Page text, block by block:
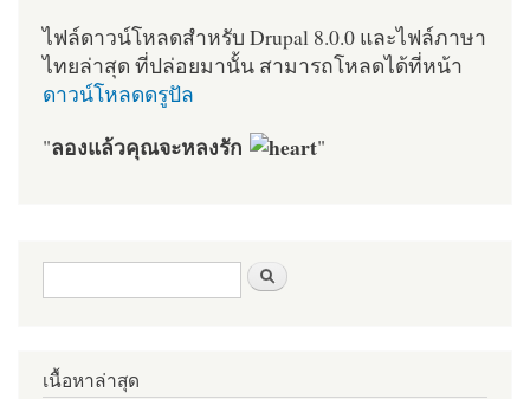
ไฟล์ดาวน์โหลดสำหรับ Drupal 8.0.0 และไฟล์ภาษา
ไทยล่าสุด ที่ปล่อยมานั้น สามารถโหลดได้ที่หน้า
ดาวน์โหลดดรูปัล
"ลองแล้วคุณจะหลงรัก "
ฟอร์มค้นหา
เนื้อหาล่าสุด